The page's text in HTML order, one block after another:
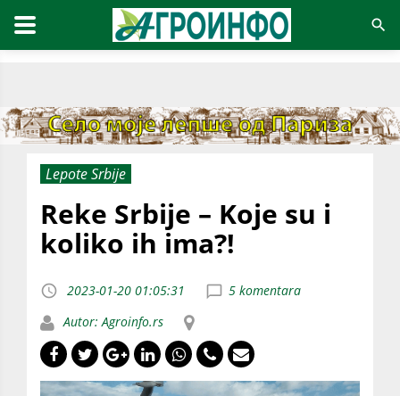
Lepote Srbije
Reke Srbije – Koje su i
koliko ih ima?!
2023-01-20 01:05:31
5 komentara
Autor: Agroinfo.rs